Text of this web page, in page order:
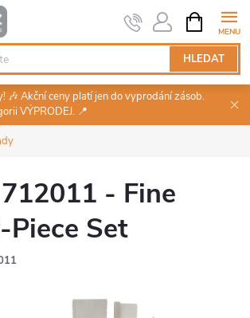
HLEDAT
NÁKUPNÍ
KOŠÍK
🎶 Akční ceny platí jen do vyprodání zásob.
VÝPRODEJ. 📍
- Fine
Piece Set